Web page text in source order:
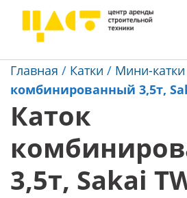
Главная / Катки / Мини-катки
комбинированный 3,5т,
Каток
3,5т, Sakai